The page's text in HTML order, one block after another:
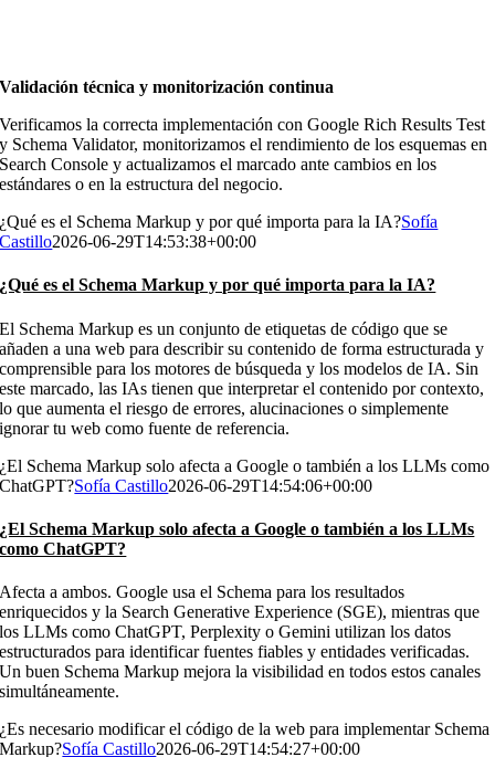
Validación técnica y monitorización continua
Verificamos la correcta implementación con Google Rich Results Test
y Schema Validator, monitorizamos el rendimiento de los esquemas en
Search Console y actualizamos el marcado ante cambios en los
estándares o en la estructura del negocio.
¿Qué es el Schema Markup y por qué importa para la IA?Sofía
Castillo2026-06-29T14:53:38+00:00
¿Qué es el Schema Markup y por qué importa para la IA?
El Schema Markup es un conjunto de etiquetas de código que se
añaden a una web para describir su contenido de forma estructurada y
comprensible para los motores de búsqueda y los modelos de IA. Sin
este marcado, las IAs tienen que interpretar el contenido por contexto,
lo que aumenta el riesgo de errores, alucinaciones o simplemente
ignorar tu web como fuente de referencia.
¿El Schema Markup solo afecta a Google o también a los LLMs como
ChatGPT?Sofía Castillo2026-06-29T14:54:06+00:00
¿El Schema Markup solo afecta a Google o también a los LLMs
como ChatGPT?
Afecta a ambos. Google usa el Schema para los resultados
enriquecidos y la Search Generative Experience (SGE), mientras que
los LLMs como ChatGPT, Perplexity o Gemini utilizan los datos
estructurados para identificar fuentes fiables y entidades verificadas.
Un buen Schema Markup mejora la visibilidad en todos estos canales
simultáneamente.
¿Es necesario modificar el código de la web para implementar Schema
Markup?Sofía Castillo2026-06-29T14:54:27+00:00